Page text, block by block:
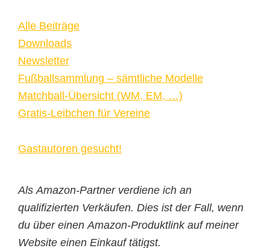
Alle Beiträge
Downloads
Newsletter
Fußballsammlung – sämtliche Modelle
Matchball-Übersicht (WM, EM, …)
Gratis-Leibchen für Vereine
Gastautoren gesucht!
Als Amazon-Partner verdiene ich an
qualifizierten Verkäufen. Dies ist der Fall, wenn
du über einen Amazon-Produktlink auf meiner
Website einen Einkauf tätigst.